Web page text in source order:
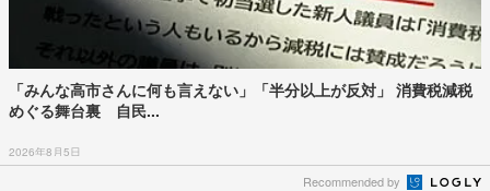
「みんな高市さんに何も言えない」「半分以上が反対」 消費税減税
めぐる舞台裏 自民...
2026年8月5日
Recommended by